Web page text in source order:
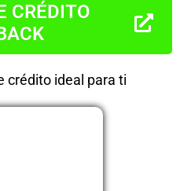
CRÉDITO
crédito ideal para ti